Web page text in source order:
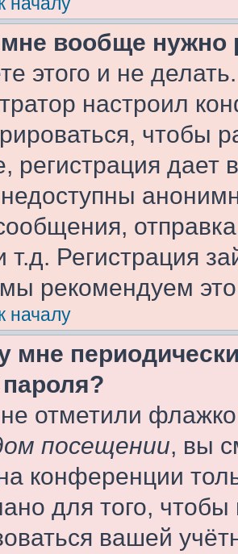
вообще нужно
этого и не
настроил
чтобы
регистрация
т.д. Регистрация
рекомендуем
началу
мне
отметили
посещении, вы
конференции
для того, чтобы
вашей